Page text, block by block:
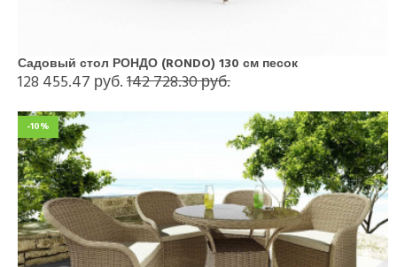
Садовый стол РОНДО (RONDO) 130 см песок
128 455.47 руб.142 728.30 руб.
-10%